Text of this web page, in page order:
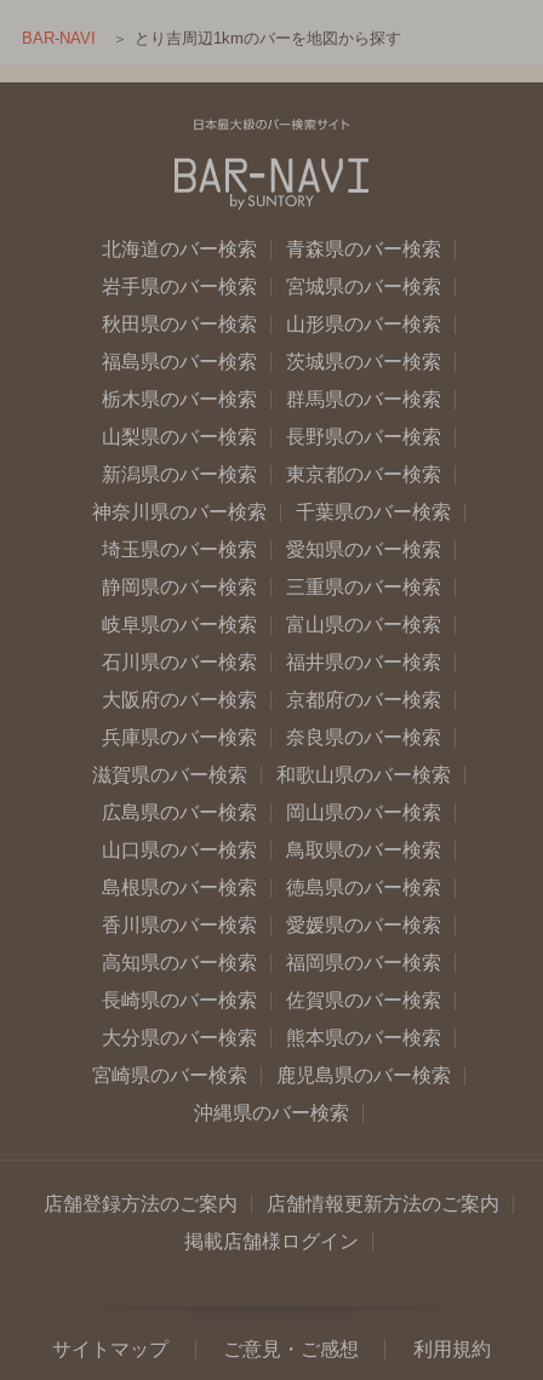
BAR-NAVI とり吉周辺1kmのバーを地図から探す
北海道のバー検索
青森県のバー検索
岩手県のバー検索
宮城県のバー検索
秋田県のバー検索
山形県のバー検索
福島県のバー検索
茨城県のバー検索
栃木県のバー検索
群馬県のバー検索
山梨県のバー検索
長野県のバー検索
新潟県のバー検索
東京都のバー検索
神奈川県のバー検索
千葉県のバー検索
埼玉県のバー検索
愛知県のバー検索
静岡県のバー検索
三重県のバー検索
岐阜県のバー検索
富山県のバー検索
石川県のバー検索
福井県のバー検索
大阪府のバー検索
京都府のバー検索
兵庫県のバー検索
奈良県のバー検索
滋賀県のバー検索
和歌山県のバー検索
広島県のバー検索
岡山県のバー検索
山口県のバー検索
鳥取県のバー検索
島根県のバー検索
徳島県のバー検索
香川県のバー検索
愛媛県のバー検索
高知県のバー検索
福岡県のバー検索
長崎県のバー検索
佐賀県のバー検索
大分県のバー検索
熊本県のバー検索
宮崎県のバー検索
鹿児島県のバー検索
沖縄県のバー検索
店舗登録方法のご案内
店舗情報更新方法のご案内
掲載店舗様ログイン
サイトマップ ご意見・ご感想 利用規約